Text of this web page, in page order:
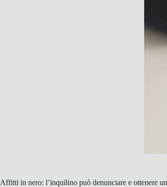
Affitti in nero: l’inquilino può denunciare e ottenere